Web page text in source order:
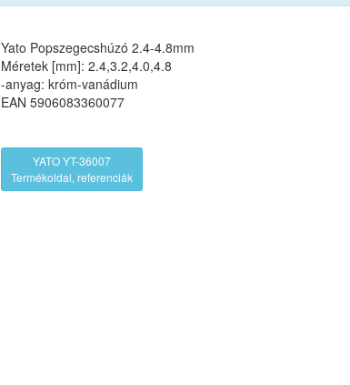
Yato Popszegecshúzó 2.4-4.8mm
Méretek [mm]: 2.4,3.2,4.0,4.8
-anyag: króm-vanádium
EAN 5906083360077
YATO YT-36007
Termékoldal, referenciák